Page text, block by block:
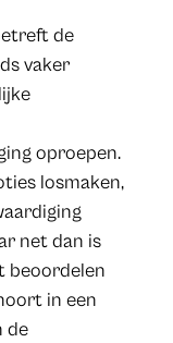
de
vaker
oproepen.
losmaken,
net dan is
beoordelen
in een
de